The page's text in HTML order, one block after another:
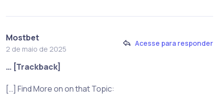
Mostbet
2 de maio de 2025
Acesse para responder
… [Trackback]
[…] Find More on on that Topic: